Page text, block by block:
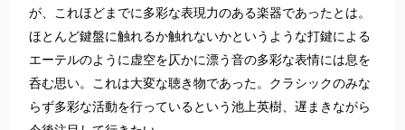
が、これほどまでに多彩な表現力のある楽器であったとは。
ほとんど鍵盤に触れるか触れないかというような打鍵による
エーテルのように虚空を仄かに漂う音の多彩な表情には息を
呑む思い。これは大変な聴き物であった。クラシックのみな
らず多彩な活動を行っているという池上英樹、遅まきながら